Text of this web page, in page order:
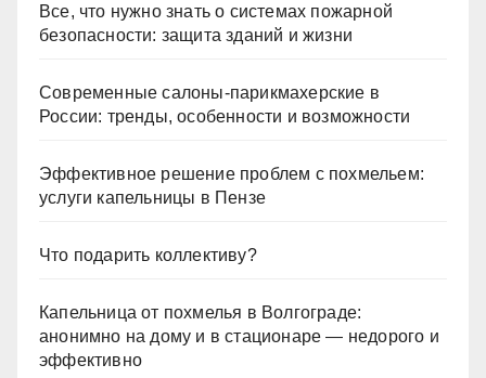
Все, что нужно знать о системах пожарной
безопасности: защита зданий и жизни
Современные салоны-парикмахерские в
России: тренды, особенности и возможности
Эффективное решение проблем с похмельем:
услуги капельницы в Пензе
Что подарить коллективу?
Капельница от похмелья в Волгограде:
анонимно на дому и в стационаре — недорого и
эффективно